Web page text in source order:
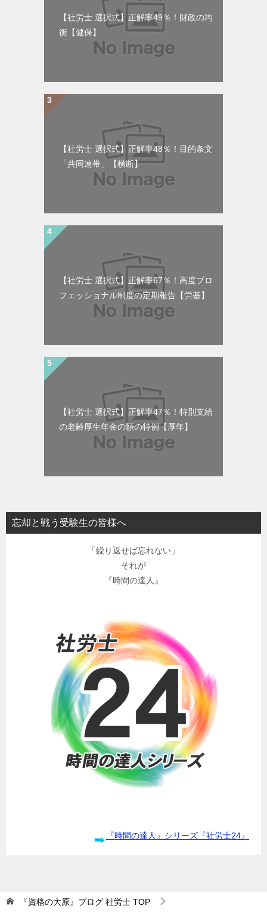
【社労士 選択式】正解率49％！財政の均
衡【健保】
【社労士 選択式】正解率48％！目的条文
「共同連帯」【横断】
【社労士 選択式】正解率67％！高度プロ
フェッショナル制度の定期報告【労基】
【社労士 選択式】正解率47％！特別支給
の老齢厚生年金の額の特例【厚年】
忘却と戦う受験生の皆様へ
「繰り返せば忘れない」
それが
『時間の達人』
『時間の達人』シリーズ『社労士24』
『資格の大原』ブログ 社労士 TOP